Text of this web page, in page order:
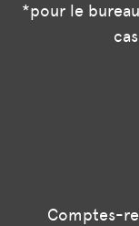
*pour le
Comptes-